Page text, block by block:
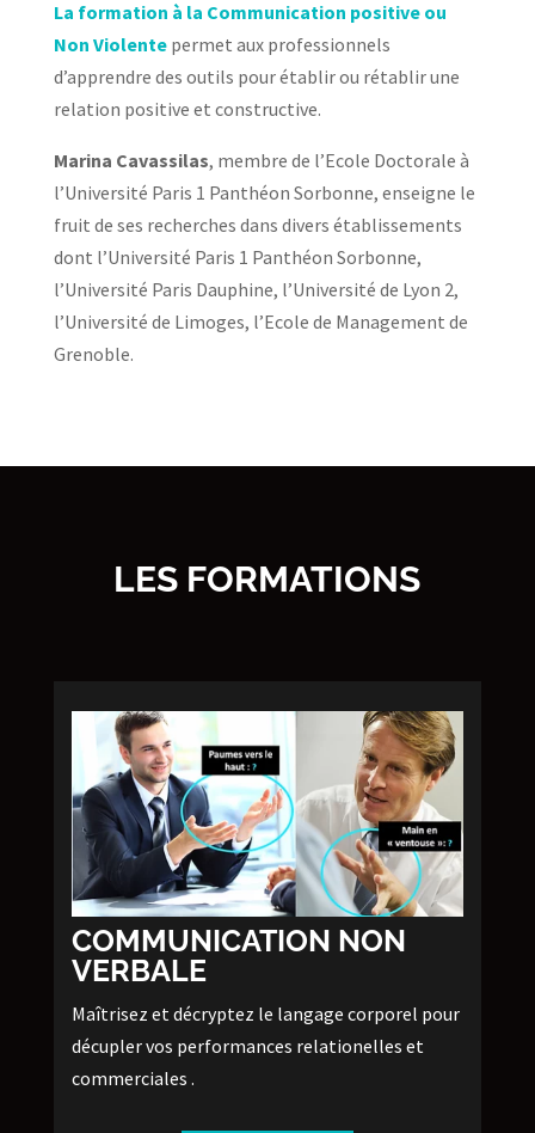
La formation à la Communication positive ou
Non Violentepermet aux professionnels
d’apprendre des outils pour établir ou rétablir une
relation positive et constructive.
Marina Cavassilas, membre de l’Ecole Doctorale à
l’Université Paris 1 Panthéon Sorbonne, enseigne le
fruit de ses recherches dans divers établissements
dont l’Université Paris 1 Panthéon Sorbonne,
l’Université Paris Dauphine, l’Université de Lyon 2,
l’Université de Limoges, l’Ecole de Management de
Grenoble.
LES FORMATIONS
COMMUNICATION NON
VERBALE
Maîtrisez et décryptez le langage corporel pour
décupler vos performances relationelles et
commerciales .